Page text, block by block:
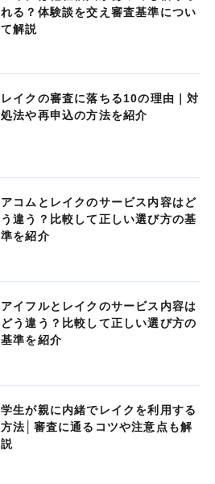
れる？体験談を交え審査基準につい
て解説
レイクの審査に落ちる10の理由｜対
処法や再申込の方法を紹介
アコムとレイクのサービス内容はど
う違う？比較して正しい選び方の基
準を紹介
アイフルとレイクのサービス内容は
どう違う？比較して正しい選び方の
基準を紹介
学生が親に内緒でレイクを利用する
方法│審査に通るコツや注意点も解
説